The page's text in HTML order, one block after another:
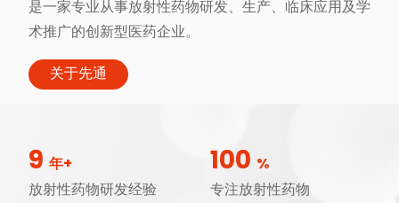
是一家专业从事放射性药物研发、生产、临床应用及学
术推广的创新型医药企业。
关于先通
9 年+
放射性药物研发经验
100 %
专注放射性药物